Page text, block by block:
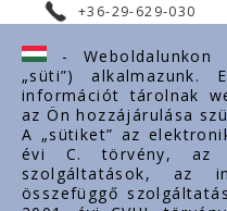
+36-29-629-030
export@styron.hu
www.styron.hu
Important links
- Weboldalunkon
„süti”) alkalmazunk.
információt tárolnak
az Ön hozzájárulása
A „sütiket” az
évi C. törvény, az
szolgáltatások, az
összefüggő